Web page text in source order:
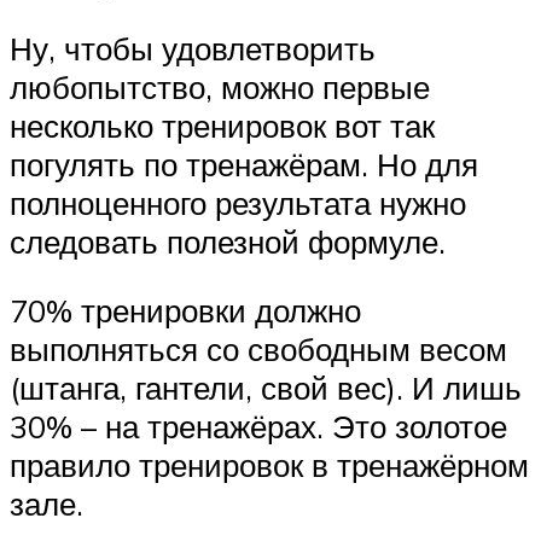
Ну, чтобы удовлетворить
любопытство, можно первые
несколько тренировок вот так
погулять по тренажёрам. Но для
полноценного результата нужно
следовать полезной формуле.
70% тренировки должно
выполняться со свободным весом
(штанга, гантели, свой вес). И лишь
30% – на тренажёрах. Это золотое
правило тренировок в тренажёрном
зале.